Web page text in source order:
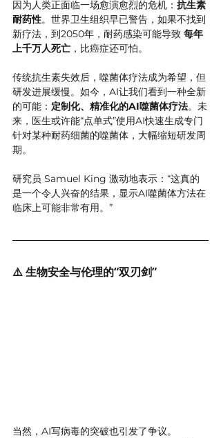
因为人类正面临一场愈演愈烈的危机： 抗生素
耐药性。世界卫生组织早已警告，如果不找到
新疗法，到2050年，耐药感染可能导致 每年
上千万人死亡 ，比癌症还可怕。
传统抗生素失效后，噬菌体疗法成为希望，但
研发进展缓慢。如今，AI让我们看到一种全新
的可能： 定制化、精准化的AI噬菌体疗法。未
来，医生或许能“点单式”使用AI快速生成专门
针对某种耐药细菌的噬菌体，大幅缩短研发周
期。
研究员 Samuel King 激动地表示：“这真的
是一个令人兴奋的结果，显示AI噬菌体方法在
临床上可能非常有用。”
⚠️ 生物安全与伦理的“双刃剑”
当然，AI写病毒的突破也引发了争议。